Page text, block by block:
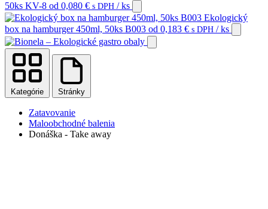
50ks KV-8 od 0,080 € s DPH / ks
Ekologický
box na hamburger 450ml, 50ks B003 od 0,183 € s DPH / ks
Kategórie Stránky
Zatavovanie
Maloobchodné balenia
Donáška - Take away